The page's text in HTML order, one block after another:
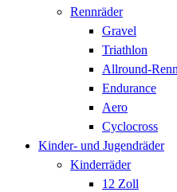
Rennräder
Gravel
Triathlon
Allround-
Endurance
Aero
Cyclocross
Kinder- und Jugendräder
Kinderräder
12 Zoll